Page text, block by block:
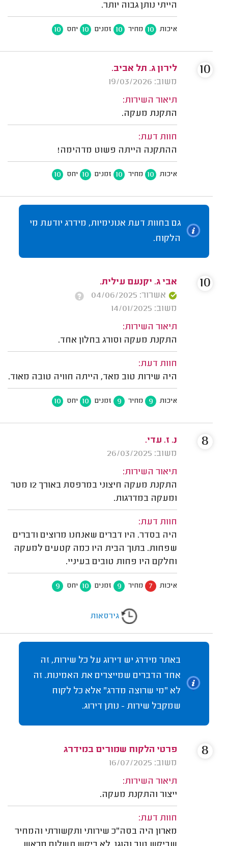
הייתי נותן גבוה יותר.
איכות 10 מחיר 10 זמנים 10 יחס 10
לירון ג. תל אביב.
משוב: 19/03/2026
תיאור השירות:
התקנת מעקה.
חוות דעת:
ההתקנה הייתה פשוט מדהימה!
איכות 10 מחיר 10 זמנים 10 יחס 10
10
גם בחוות דעת אנונימיות, מידרג יודעת מי
הלקוח.
אבי ג. יקנעם עילית.
אשרור: 04/06/2025
משוב: 14/01/2025
תיאור השירות:
התקנת מעקה וסורג בחלון אחד.
חוות דעת:
היה שירות טוב מאד, הייתה חוויה טובה מאוד.
איכות 9 מחיר 9 זמנים 10 יחס 10
10
נ. ז. עדי.
משוב: 26/03/2025
תיאור השירות:
התקנת מעקה חיצוני במרפסת באורך 12 מטר
ומעקה במדרגות.
חוות דעת:
היה בסדר. היו דברים שאנחנו מרוצים ודברים
שפחות. בתוך הבית היו כמה קטעים למעקה
וחלקם היו פחות טובים בעיניי.
איכות 7 מחיר 9 זמנים 10 יחס 9
8
גירסאות
באתר מידרג יש דירוג על כל שירות, זה
אחד הדברים שמייצרים את האמינות. זה
לא "מי שרוצה מדרג" אלא כל לקוח
שמקבל שירות - נותן דירוג.
פרטי הלקוח שמורים במידרג
משוב: 16/07/2025
תיאור השירות:
ייצור והתקנת מעקה.
חוות דעת:
מארון היה בסה"כ שירותי ותקשורתי והמחיר
8